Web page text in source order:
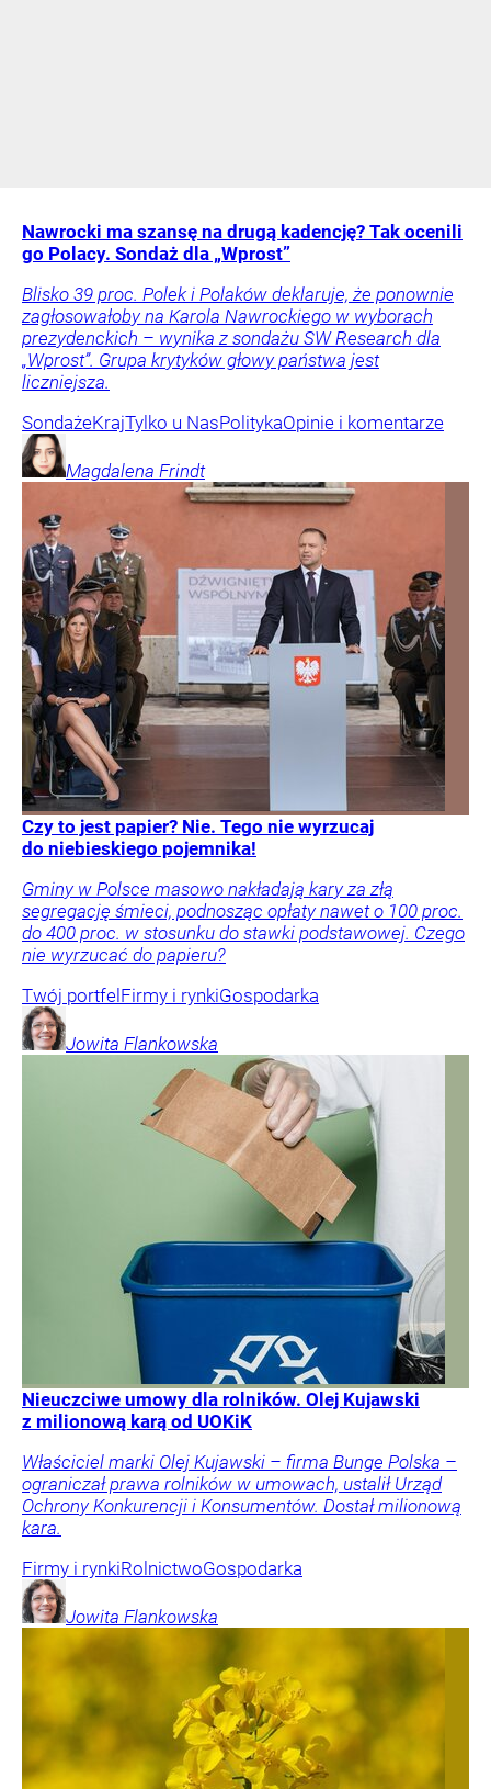
Nawrocki ma szansę na drugą kadencję? Tak ocenili
go Polacy. Sondaż dla „Wprost”
Blisko 39 proc. Polek i Polaków deklaruje, że ponownie
zagłosowałoby na Karola Nawrockiego w wyborach
prezydenckich – wynika z sondażu SW Research dla
„Wprost”. Grupa krytyków głowy państwa jest
liczniejsza.
SondażeKrajTylko u NasPolitykaOpinie i komentarze
Magdalena Frindt
Czy to jest papier? Nie. Tego nie wyrzucaj
do niebieskiego pojemnika!
Gminy w Polsce masowo nakładają kary za złą
segregację śmieci, podnosząc opłaty nawet o 100 proc.
do 400 proc. w stosunku do stawki podstawowej. Czego
nie wyrzucać do papieru?
Twój portfel Firmy i rynkiGospodarka
Jowita Flankowska
Nieuczciwe umowy dla rolników. Olej Kujawski
z milionową karą od UOKiK
Właściciel marki Olej Kujawski – firma Bunge Polska –
ograniczał prawa rolników w umowach, ustalił Urząd
Ochrony Konkurencji i Konsumentów. Dostał milionową
kara.
Firmy i rynkiRolnictwoGospodarka
Jowita Flankowska